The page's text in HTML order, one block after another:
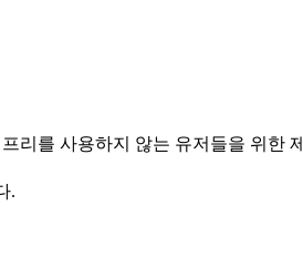
리를 사용하지 않는 유저들을 위한
.